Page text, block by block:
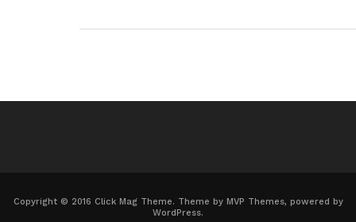
Copyright © 2016 Click Mag Theme. Theme by MVP Themes, powered by
WordPress.